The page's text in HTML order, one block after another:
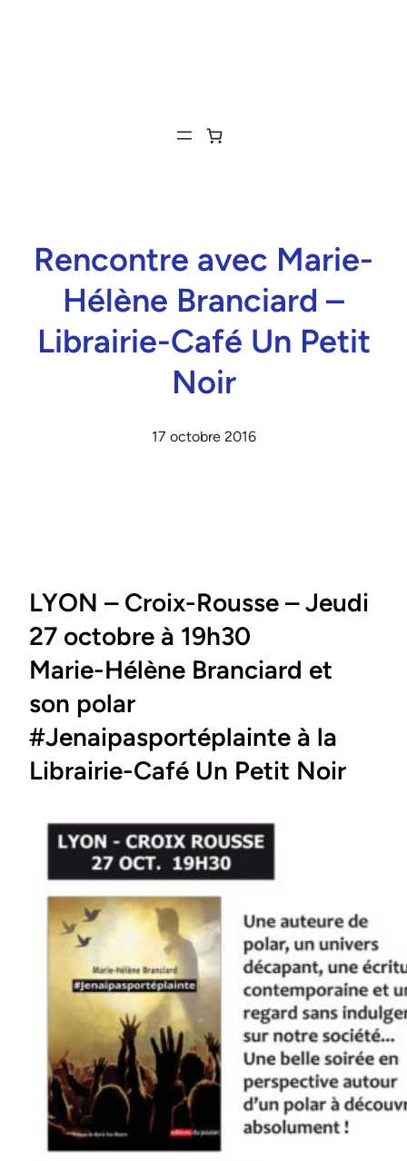
Rencontre avec Marie-
Hélène Branciard –
Librairie-Café Un Petit
Noir
17 octobre 2016
LYON – Croix-Rousse – Jeudi
27 octobre à 19h30
Marie-Hélène Branciard et
son polar
#Jenaipasportéplainte à la
Librairie-Café Un Petit Noir